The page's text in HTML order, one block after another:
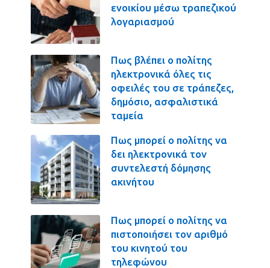
ενοικίου μέσω τραπεζικού
λογαριασμού
Πως βλέπει ο πολίτης
ηλεκτρονικά όλες τις
οφειλές του σε τράπεζες,
δημόσιο, ασφαλιστικά
ταμεία
Πως μπορεί ο πολίτης να
δει ηλεκτρονικά τον
συντελεστή δόμησης
ακινήτου
Πως μπορεί ο πολίτης να
πιστοποιήσει τον αριθμό
του κινητού του
τηλεφώνου